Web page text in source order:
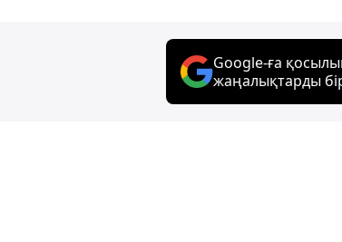
Google-ға
жаңалықтарды